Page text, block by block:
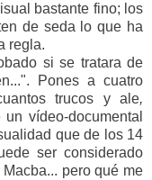
bastante fino; los
de seda lo que ha
regla.
si se tratara de
Pones a cuatro
trucos y ale,
vídeo-documental
que de los 14
ser considerado
pero qué me